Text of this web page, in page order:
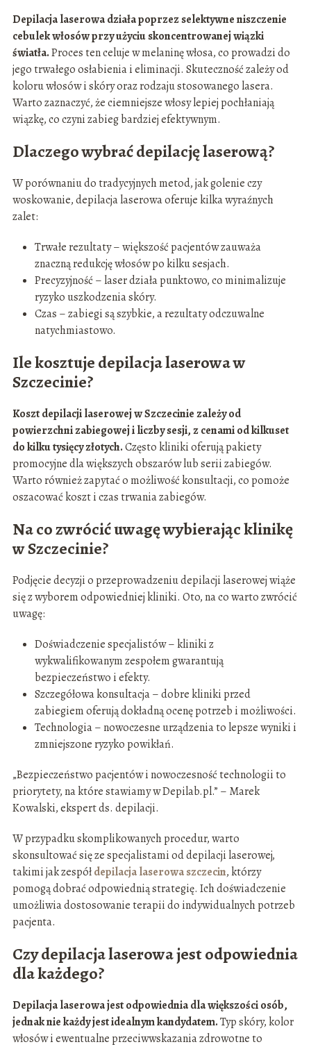
Depilacja laserowa działa poprzez selektywne niszczenie
cebulek włosów przy użyciu skoncentrowanej wiązki
światła.Proces ten celuje w melaninę włosa, co prowadzi do
jego trwałego osłabienia i eliminacji. Skuteczność zależy od
koloru włosów i skóry oraz rodzaju stosowanego lasera.
Warto zaznaczyć, że ciemniejsze włosy lepiej pochłaniają
wiązkę, co czyni zabieg bardziej efektywnym.
Dlaczego wybrać depilację laserową?
W porównaniu do tradycyjnych metod, jak golenie czy
woskowanie, depilacja laserowa oferuje kilka wyraźnych
zalet:
Trwałe rezultaty – większość pacjentów zauważa
znaczną redukcję włosów po kilku sesjach.
Precyzyjność – laser działa punktowo, co minimalizuje
ryzyko uszkodzenia skóry.
Czas – zabiegi są szybkie, a rezultaty odczuwalne
natychmiastowo.
Ile kosztuje depilacja laserowa w
Szczecinie?
Koszt depilacji laserowej w Szczecinie zależy od
powierzchni zabiegowej i liczby sesji, z cenami od kilkuset
do kilku tysięcy złotych.Często kliniki oferują pakiety
promocyjne dla większych obszarów lub serii zabiegów.
Warto również zapytać o możliwość konsultacji, co pomoże
oszacować koszt i czas trwania zabiegów.
Na co zwrócić uwagę wybierając klinikę
w Szczecinie?
Podjęcie decyzji o przeprowadzeniu depilacji laserowej wiąże
się z wyborem odpowiedniej kliniki. Oto, na co warto zwrócić
uwagę:
Doświadczenie specjalistów – kliniki z
wykwalifikowanym zespołem gwarantują
bezpieczeństwo i efekty.
Szczegółowa konsultacja – dobre kliniki przed
zabiegiem oferują dokładną ocenę potrzeb i możliwości.
Technologia – nowoczesne urządzenia to lepsze wyniki i
zmniejszone ryzyko powikłań.
„Bezpieczeństwo pacjentów i nowoczesność technologii to
priorytety, na które stawiamy w Depilab.pl.” – Marek
Kowalski, ekspert ds. depilacji.
W przypadku skomplikowanych procedur, warto
skonsultować się ze specjalistami od depilacji laserowej,
takimi jak zespółdepilacja laserowa szczecin, którzy
pomogą dobrać odpowiednią strategię. Ich doświadczenie
umożliwia dostosowanie terapii do indywidualnych potrzeb
pacjenta.
Czy depilacja laserowa jest odpowiednia
dla każdego?
Depilacja laserowa jest odpowiednia dla większości osób,
jednak nie każdy jest idealnym kandydatem.Typ skóry, kolor
włosów i ewentualne przeciwwskazania zdrowotne to